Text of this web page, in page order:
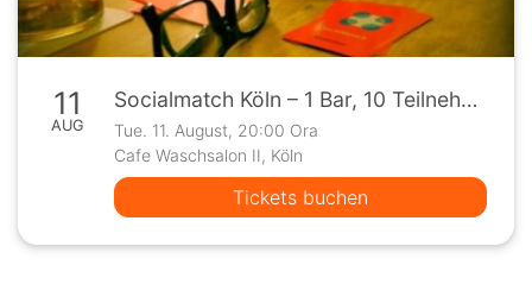
11
AUG
Socialmatch Köln – 1 Bar, 10 Teilnehmer, 1 Spiel
Tue. 11. August, 20:00 Ora
Cafe Waschsalon II, Köln
Tickets buchen